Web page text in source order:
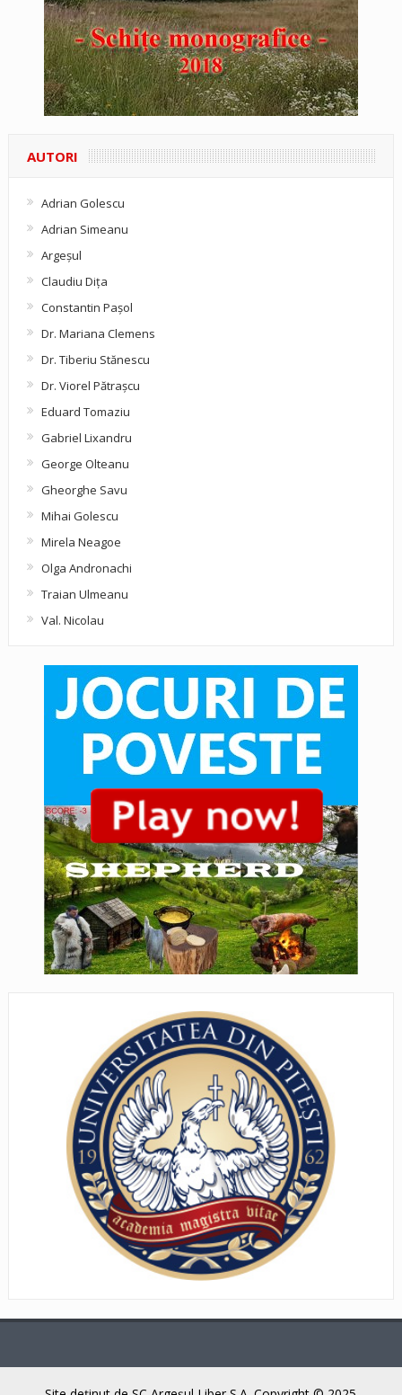
AUTORI
Adrian Golescu
Adrian Simeanu
Argeşul
Claudiu Diţa
Constantin Pașol
Dr. Mariana Clemens
Dr. Tiberiu Stănescu
Dr. Viorel Pătraşcu
Eduard Tomaziu
Gabriel Lixandru
George Olteanu
Gheorghe Savu
Mihai Golescu
Mirela Neagoe
Olga Andronachi
Traian Ulmeanu
Val. Nicolau